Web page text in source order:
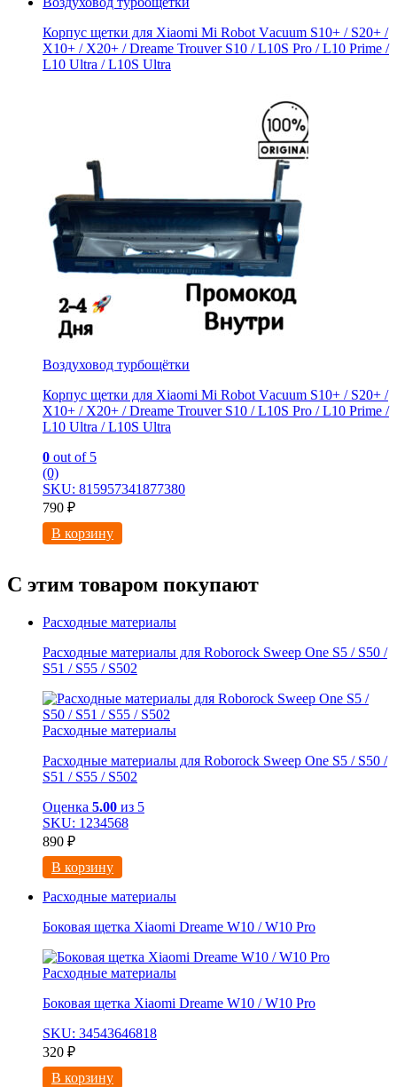
Корпус щетки для Xiaomi Mi Rоbоt Vаcuum S10+ / S20+ /
X10+ / Х20+ / Dreаmе Trouver S10 / L10S Pro / L10 Primе /
L10 Ultra / L10S Ultrа
Воздуховод турбощётки
Корпус щетки для Xiaomi Mi Rоbоt Vаcuum S10+ / S20+ /
X10+ / Х20+ / Dreаmе Trouver S10 / L10S Pro / L10 Primе /
L10 Ultra / L10S Ultrа
0 out of 5
(0)
SKU: 815957341877380
790 ₽
В корзину
С этим товаром покупают
Расходные материалы
Расходные материалы для Roborock Sweep One S5 / S50 /
S51 / S55 / S502
Расходные материалы
Расходные материалы для Roborock Sweep One S5 / S50 /
S51 / S55 / S502
Оценка 5.00 из 5
SKU: 1234568
890 ₽
В корзину
Расходные материалы
Боковая щетка Xiaomi Dreame W10 / W10 Pro
Расходные материалы
Боковая щетка Xiaomi Dreame W10 / W10 Pro
SKU: 34543646818
320 ₽
В корзину